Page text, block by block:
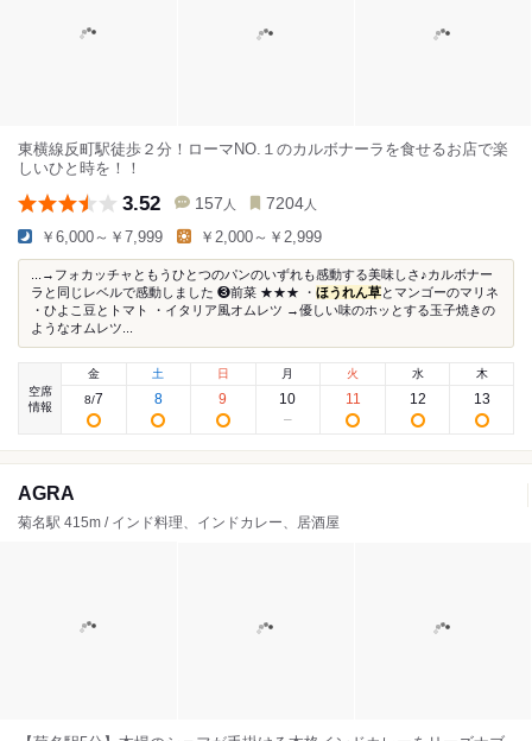
東横線反町駅徒歩２分！ローマNO.１のカルボナーラを食せるお店で楽
しいひと時を！！
3.52 157 人 7204 人
￥6,000～￥7,999 ￥2,000～￥2,999
...→フォカッチャともうひとつのパンのいずれも感動する美味しさ♪カルボナー
ラと同じレベルで感動しました ❸前菜 ★★★ ・ ほうれん草とマンゴーのマリネ
・ひよこ豆とトマト ・イタリア風オムレツ →優しい味のホッとする玉子焼きの
ようなオムレツ...
空席
情報
金
8/7
土
8
日
9
月
10
火
11
水
12
木
13
AGRA
菊名駅 415m / インド料理、インドカレー、居酒屋